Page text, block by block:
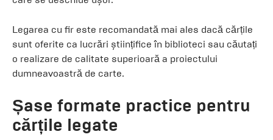
Legarea cu fir este recomandată mai ales dacă cărțile
sunt oferite ca lucrări științifice în biblioteci sau căutați
o realizare de calitate superioară a proiectului
dumneavoastră de carte.
Șase formate practice pentru
cărțile legate